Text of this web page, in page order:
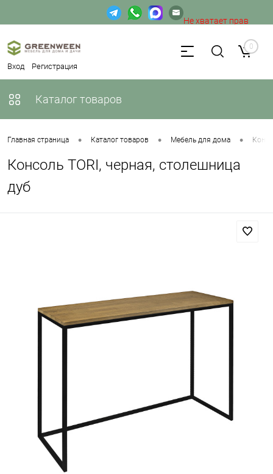
Вход Регистрация
Не хватает прав
доступа к веб-форме. 0
Каталог товаров
Главная страница • Каталог товаров • Мебель для дома •
Консоль TORI, черная, столешница
дуб